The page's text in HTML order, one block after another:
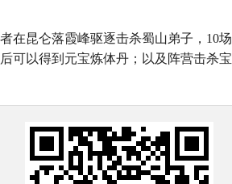
在昆仑落霞峰驱逐击杀蜀山弟子，10场
可以得到元宝炼体丹；以及阵营击杀宝